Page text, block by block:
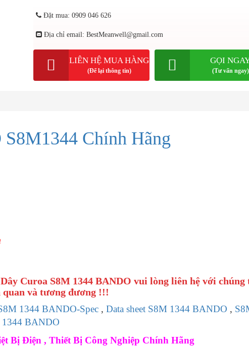
Đặt mua: 0909 046 626
Địa chỉ email: BestMeanwell@gmail.com
LIÊN HỆ MUA HÀNG
(Để lại thông tin)
GỌI
(Tư vấn ngay)
Chính Hãng
Curoa S8M 1344 BANDO vui lòng liên hệ với chúng
quan và tương đương !!!
1344 BANDO-Spec , Data sheet S8M 1344 BANDO ,
1344 BANDO
Bị Điện , Thiết Bị Công Nghiệp Chính Hãng